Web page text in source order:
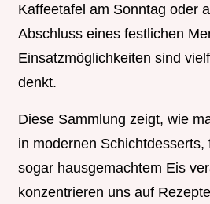
Kaffeetafel am Sonntag oder
Abschluss eines festlichen
Einsatzmöglichkeiten sind
denkt.
Diese Sammlung zeigt, wie
in modernen Schichtdesserts,
sogar hausgemachtem Eis
konzentrieren uns auf